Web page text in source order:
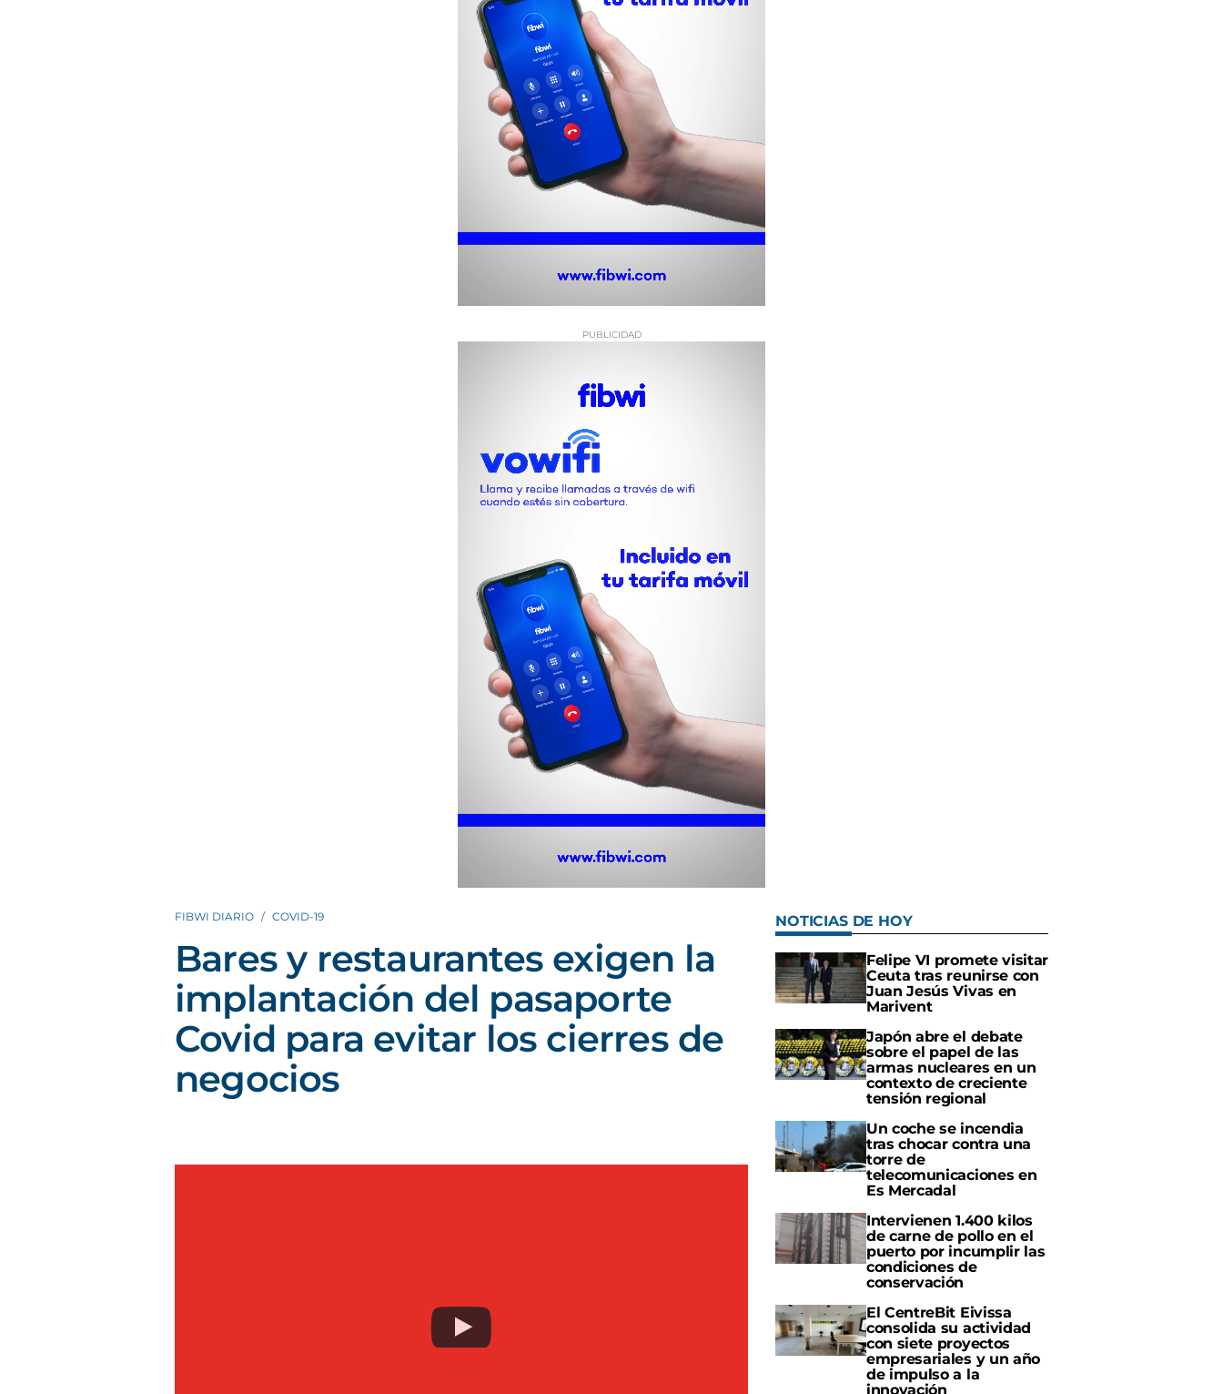
FIBWI DIARIO COVID-19
Bares y restaurantes exigen la
implantación del pasaporte
Covid para evitar los cierres de
negocios
NOTICIAS DE HOY
Felipe VI promete visitar
Ceuta tras reunirse con
Juan Jesús Vivas en
Marivent
Japón abre el debate
sobre el papel de las
armas nucleares en un
contexto de creciente
tensión regional
Un coche se incendia
tras chocar contra una
torre de
telecomunicaciones en
Es Mercadal
Intervienen 1.400 kilos
de carne de pollo en el
puerto por incumplir las
condiciones de
conservación
El CentreBit Eivissa
consolida su actividad
con siete proyectos
empresariales y un año
de impulso a la
innovación